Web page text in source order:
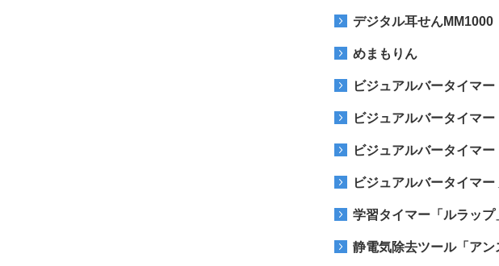
デジタル耳せんMM1000
めまもりん
ビジュアルバータイマー
ビジュアルバータイマー
ビジュアルバータイマー
ビジュアルバータイマー
学習タイマー「ルラップ
静電気除去ツール「アン